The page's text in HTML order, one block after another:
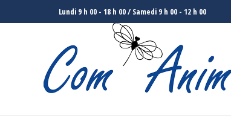
Lundi 9 h 00 - 18 h 00 / Samedi 9 h 00 - 12 h 00